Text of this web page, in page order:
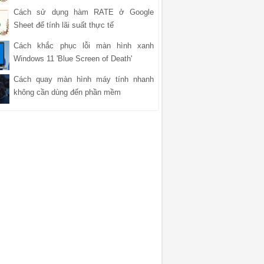
Cách sử dụng hàm RATE ở Google
Sheet để tính lãi suất thực tế
Cách khắc phục lỗi màn hình xanh
Windows 11 'Blue Screen of Death'
Cách quay màn hình máy tính nhanh
không cần dùng đến phần mềm